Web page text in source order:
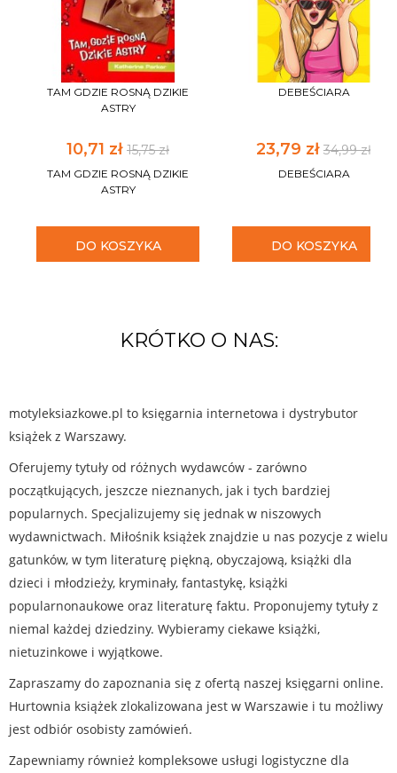
TAM GDZIE ROSNĄ DZIKIE
ASTRY
10,71 zł 15,75 zł
TAM GDZIE ROSNĄ DZIKIE
ASTRY
DO KOSZYKA
DEBEŚCIARA
23,79 zł 34,99 zł
DEBEŚCIARA
DO KOSZYKA
KRÓTKO O NAS:
motyleksiazkowe.pl to księgarnia internetowa i dystrybutor
książek z Warszawy.
Oferujemy tytuły od różnych wydawców - zarówno
początkujących, jeszcze nieznanych, jak i tych bardziej
popularnych. Specjalizujemy się jednak w niszowych
wydawnictwach. Miłośnik książek znajdzie u nas pozycje z wielu
gatunków, w tym literaturę piękną, obyczajową, książki dla
dzieci i młodzieży, kryminały, fantastykę, książki
popularnonaukowe oraz literaturę faktu. Proponujemy tytuły z
niemal każdej dziedziny. Wybieramy ciekawe książki,
nietuzinkowe i wyjątkowe.
Zapraszamy do zapoznania się z ofertą naszej księgarni online.
Hurtownia książek zlokalizowana jest w Warszawie i tu możliwy
jest odbiór osobisty zamówień.
Zapewniamy również kompleksowe usługi logistyczne dla